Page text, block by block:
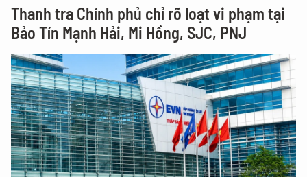
Thanh tra Chính phủ chỉ rõ loạt vi phạm tại
Bảo Tín Mạnh Hải, Mi Hồng, SJC, PNJ